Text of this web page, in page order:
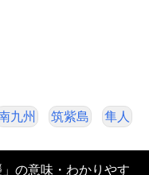
九州 筑紫島 隼人